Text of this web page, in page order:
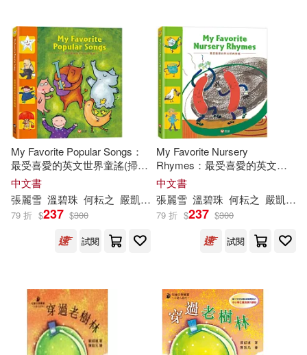
My Favorite Popular Songs：
最受喜愛的英文世界童謠(掃
QR Code線上聽)
中文書
張麗雪 溫碧珠 何耘之 嚴凱信 李瑾倫 蘇阿麗 陳致元 顏薏芬
79 折 $237 $300
試閱
My Favorite Nursery
Rhymes：最受喜愛的英文經
典歌謠(掃QR Code線上聽)
中文書
張麗雪 溫碧珠 何耘之 嚴凱信
79 折 $237 $300
試閱